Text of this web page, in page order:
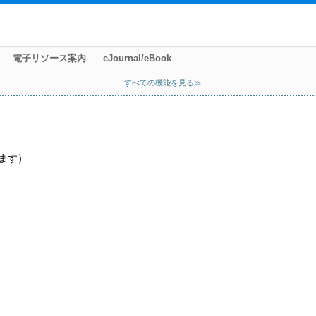
電子リソース案内 eJournal/eBook
すべての機能を見る≫
す）